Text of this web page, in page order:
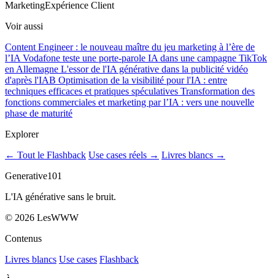
MarketingExpérience Client
Voir aussi
Content Engineer : le nouveau maître du jeu marketing à l’ère de
l’IA Vodafone teste une porte-parole IA dans une campagne TikTok
en Allemagne L'essor de l'IA générative dans la publicité vidéo
d'après l'IAB Optimisation de la visibilité pour l'IA : entre
techniques efficaces et pratiques spéculatives Transformation des
fonctions commerciales et marketing par l’IA : vers une nouvelle
phase de maturité
Explorer
← Tout le Flashback Use cases réels → Livres blancs →
Generative101
L'IA générative sans le bruit.
© 2026 LesWWW
Contenus
Livres blancs Use cases Flashback